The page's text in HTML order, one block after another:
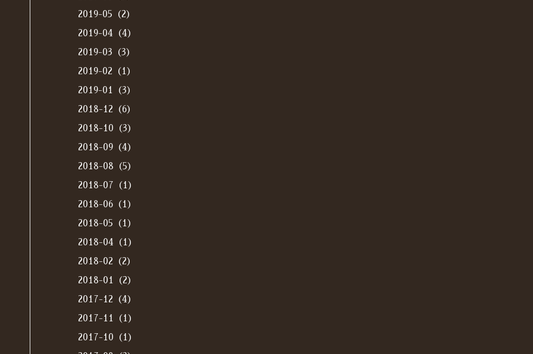
2019-05（2）
2019-04（4）
2019-03（3）
2019-02（1）
2019-01（3）
2018-12（6）
2018-10（3）
2018-09（4）
2018-08（5）
2018-07（1）
2018-06（1）
2018-05（1）
2018-04（1）
2018-02（2）
2018-01（2）
2017-12（4）
2017-11（1）
2017-10（1）